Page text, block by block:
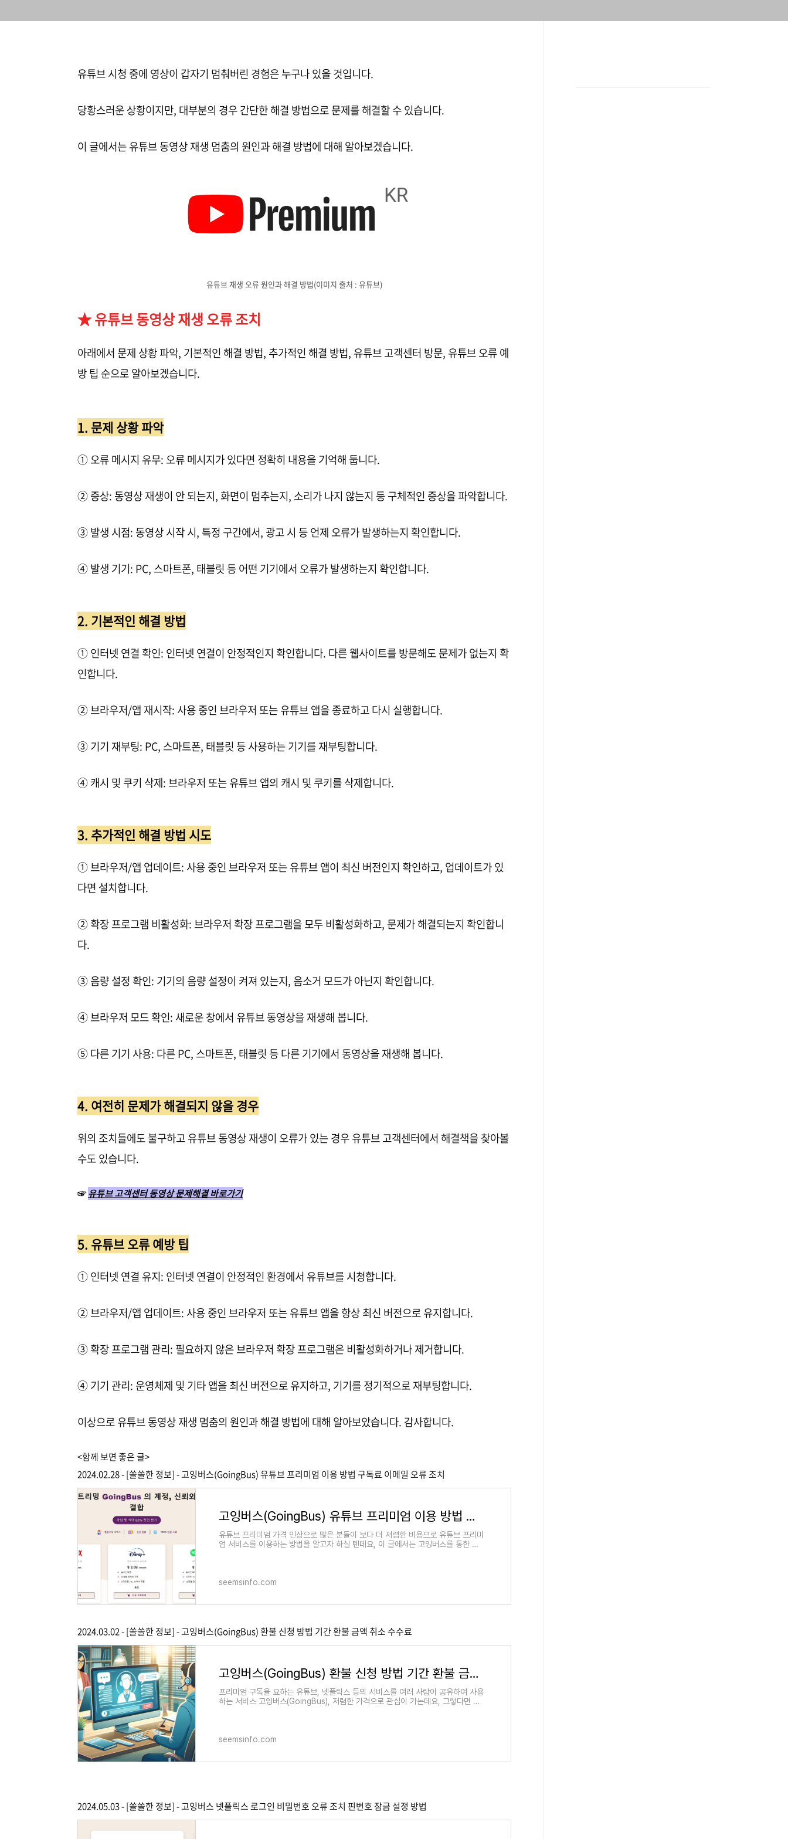
유튜브 시청 중에 영상이 갑자기 멈춰버린 경험은 누구나 있을 것입니다.
당황스러운 상황이지만, 대부분의 경우 간단한 해결 방법으로 문제를 해결할 수 있습니다.
이 글에서는 유튜브 동영상 재생 멈춤의 원인과 해결 방법에 대해 알아보겠습니다.
유튜브 재생 오류 원인과 해결 방법(이미지 출처 : 유튜브)
★ 유튜브 동영상 재생 오류 조치
아래에서 문제 상황 파악, 기본적인 해결 방법, 추가적인 해결 방법, 유튜브 고객센터 방문, 유튜브 오류 예
방 팁 순으로 알아보겠습니다.
1. 문제 상황 파악
① 오류 메시지 유무: 오류 메시지가 있다면 정확히 내용을 기억해 둡니다.
② 증상: 동영상 재생이 안 되는지, 화면이 멈추는지, 소리가 나지 않는지 등 구체적인 증상을 파악합니다.
③ 발생 시점: 동영상 시작 시, 특정 구간에서, 광고 시 등 언제 오류가 발생하는지 확인합니다.
④ 발생 기기: PC, 스마트폰, 태블릿 등 어떤 기기에서 오류가 발생하는지 확인합니다.
2. 기본적인 해결 방법
① 인터넷 연결 확인: 인터넷 연결이 안정적인지 확인합니다. 다른 웹사이트를 방문해도 문제가 없는지 확
인합니다.
② 브라우저/앱 재시작: 사용 중인 브라우저 또는 유튜브 앱을 종료하고 다시 실행합니다.
③ 기기 재부팅: PC, 스마트폰, 태블릿 등 사용하는 기기를 재부팅합니다.
④ 캐시 및 쿠키 삭제: 브라우저 또는 유튜브 앱의 캐시 및 쿠키를 삭제합니다.
3. 추가적인 해결 방법 시도
① 브라우저/앱 업데이트: 사용 중인 브라우저 또는 유튜브 앱이 최신 버전인지 확인하고, 업데이트가 있
다면 설치합니다.
② 확장 프로그램 비활성화: 브라우저 확장 프로그램을 모두 비활성화하고, 문제가 해결되는지 확인합니
다.
③ 음량 설정 확인: 기기의 음량 설정이 켜져 있는지, 음소거 모드가 아닌지 확인합니다.
④ 브라우저 모드 확인: 새로운 창에서 유튜브 동영상을 재생해 봅니다.
⑤ 다른 기기 사용: 다른 PC, 스마트폰, 태블릿 등 다른 기기에서 동영상을 재생해 봅니다.
4. 여전히 문제가 해결되지 않을 경우
위의 조치들에도 불구하고 유튜브 동영상 재생이 오류가 있는 경우 유튜브 고객센터에서 해결책을 찾아볼
수도 있습니다.
☞유튜브 고객센터 동영상 문제해결 바로가기
5. 유튜브 오류 예방 팁
① 인터넷 연결 유지: 인터넷 연결이 안정적인 환경에서 유튜브를 시청합니다.
② 브라우저/앱 업데이트: 사용 중인 브라우저 또는 유튜브 앱을 항상 최신 버전으로 유지합니다.
③ 확장 프로그램 관리: 필요하지 않은 브라우저 확장 프로그램은 비활성화하거나 제거합니다.
④ 기기 관리: 운영체제 및 기타 앱을 최신 버전으로 유지하고, 기기를 정기적으로 재부팅합니다.
이상으로 유튜브 동영상 재생 멈춤의 원인과 해결 방법에 대해 알아보았습니다. 감사합니다.
<함께 보면 좋은 글>
2024.02.28 - [쏠쏠한 정보] - 고잉버스(GoingBus) 유튜브 프리미엄 이용 방법 구독료 이메일 오류 조치
고잉버스(GoingBus) 유튜브 프리미엄 이용 방법 구독료 이메일 오류 조치
유튜브 프리미엄 가격 인상으로 많은 분들이 보다 더 저렴한 비용으로 유튜브 프리미
엄 서비스를 이용하는 방법을 알고자 하실 텐데요, 이 글에서는 고잉버스를 통한 유
seemsinfo.com
2024.03.02 - [쏠쏠한 정보] - 고잉버스(GoingBus) 환불 신청 방법 기간 환불 금액 취소 수수료
고잉버스(GoingBus) 환불 신청 방법 기간 환불 금액 취소 수수료
프리미엄 구독을 요하는 유튜브, 넷플릭스 등의 서비스를 여러 사람이 공유하여 사용
하는 서비스 고잉버스(GoingBus), 저렴한 가격으로 관심이 가는데요, 그렇다면 고
seemsinfo.com
2024.05.03 - [쏠쏠한 정보] - 고잉버스 넷플릭스 로그인 비밀번호 오류 조치 핀번호 잠금 설정 방법